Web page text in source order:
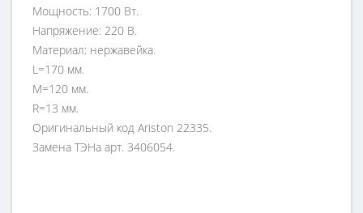
Мощность: 1700 Вт.
Напряжение: 220 В.
Материал: нержавейка.
L=170 мм.
M=120 мм.
R=13 мм.
Оригинальный код Ariston 22335.
Замена ТЭНа арт. 3406054.